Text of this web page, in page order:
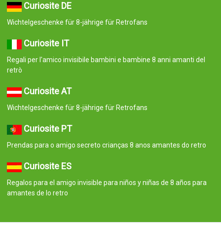
Curiosite DE
Wichtelgeschenke für 8-jährige für Retrofans
Curiosite IT
Regali per l'amico invisibile bambini e bambine 8 anni amanti del
retrò
Curiosite AT
Wichtelgeschenke für 8-jährige für Retrofans
Curiosite PT
Prendas para o amigo secreto crianças 8 anos amantes do retro
Curiosite ES
Regalos para el amigo invisible para niños y niñas de 8 años para
amantes de lo retro